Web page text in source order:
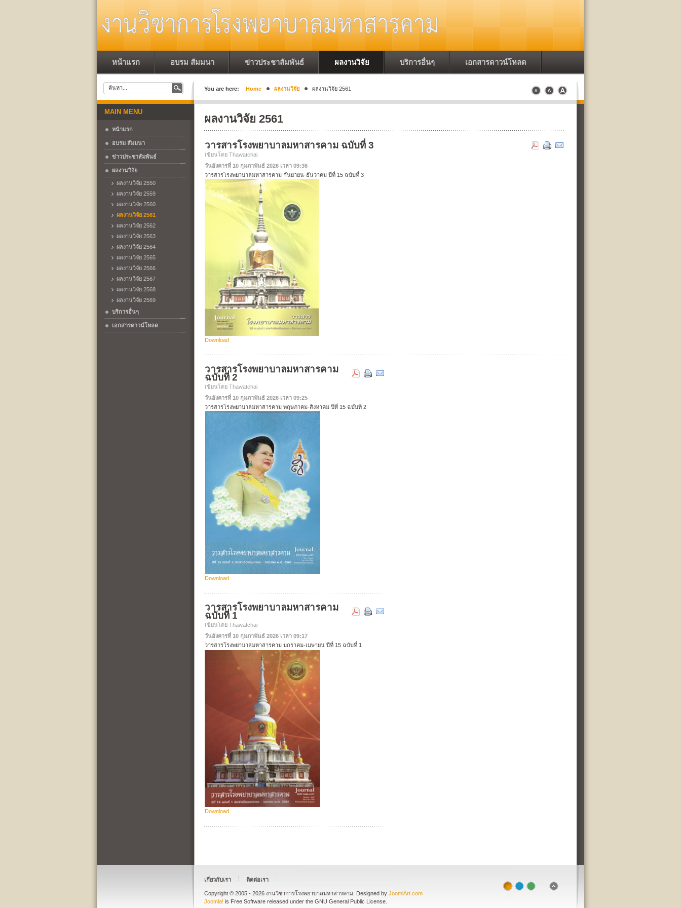
หน้าแรก อบรม สัมมนา ข่าวประชาสัมพันธ์ ผลงานวิจัย บริการอื่นๆ เอกสารดาวน์โหลด
You are here: Home ผลงานวิจัย ผลงานวิจัย 2561
ผลงานวิจัย 2561
วารสารโรงพยาบาลมหาสารคาม ฉบับที่ 3
เขียนโดย Thawatchai
วันอังคารที่ 10 กุมภาพันธ์ 2026 เวลา 09:36
วารสารโรงพยาบาลมหาสารคาม กันยายน-ธันวาคม ปีที่ 15 ฉบับที่ 3
Download
วารสารโรงพยาบาลมหาสารคาม
ฉบับที่ 2
เขียนโดย Thawatchai
วันอังคารที่ 10 กุมภาพันธ์ 2026 เวลา 09:25
วารสารโรงพยาบาลมหาสารคาม พฤษภาคม-สิงหาคม ปีที่ 15 ฉบับที่ 2
Download
วารสารโรงพยาบาลมหาสารคาม
ฉบับที่ 1
เขียนโดย Thawatchai
วันอังคารที่ 10 กุมภาพันธ์ 2026 เวลา 09:17
วารสารโรงพยาบาลมหาสารคาม มกราคม-เมษายน ปีที่ 15 ฉบับที่ 1
Download
MAIN MENU
หน้าแรก
อบรม สัมมนา
ข่าวประชาสัมพันธ์
ผลงานวิจัย
ผลงานวิจัย 2550
ผลงานวิจัย 2559
ผลงานวิจัย 2560
ผลงานวิจัย 2561
ผลงานวิจัย 2562
ผลงานวิจัย 2563
ผลงานวิจัย 2564
ผลงานวิจัย 2565
ผลงานวิจัย 2566
ผลงานวิจัย 2567
ผลงานวิจัย 2568
ผลงานวิจัย 2569
บริการอื่นๆ
เอกสารดาวน์โหลด
เกี่ยวกับเรา ติดต่อเรา
Copyright © 2005 - 2026 งานวิชาการโรงพยาบาลมหาสารคาม. Designed byJoomlArt.com
Joomla! is Free Software released under the GNU General Public License.